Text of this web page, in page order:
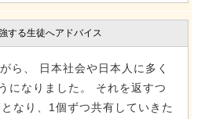
する生徒へアドバイス
ら、 日本社会や日本人に多く
になりました。 それを返すつ
なり、1個ずつ共有していきた